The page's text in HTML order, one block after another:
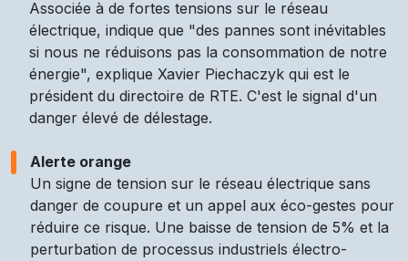
Associée à de fortes tensions sur le réseau
électrique, indique que "des pannes sont inévitables
si nous ne réduisons pas la consommation de notre
énergie", explique Xavier Piechaczyk qui est le
président du directoire de RTE. C'est le signal d'un
danger élevé de délestage.
Alerte orange
Un signe de tension sur le réseau électrique sans
danger de coupure et un appel aux éco-gestes pour
réduire ce risque. Une baisse de tension de 5% et la
perturbation de processus industriels électro-